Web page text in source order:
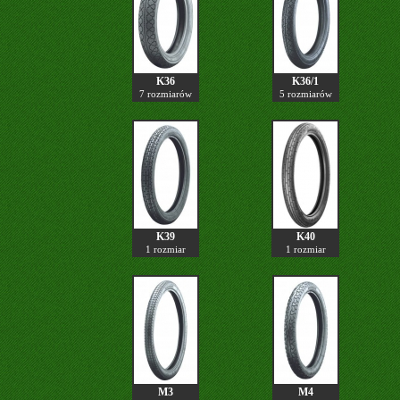
K36
7 rozmiarów
K36/1
5 rozmiarów
K39
1 rozmiar
K40
1 rozmiar
M3 M4